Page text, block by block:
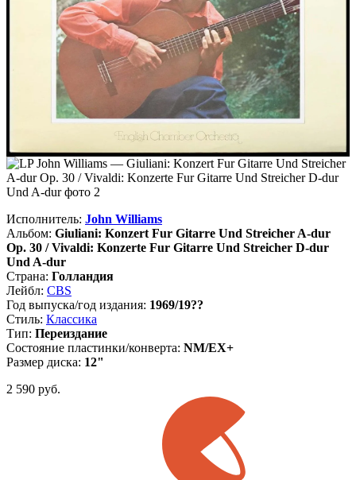
Исполнитель: John Williams
Альбом: Giuliani: Konzert Fur Gitarre Und Streicher A-dur
Op. 30 / Vivaldi: Konzerte Fur Gitarre Und Streicher D-dur
Und A-dur
Страна: Голландия
Лейбл: CBS
Год выпуска/год издания: 1969/19??
Стиль: Классика
Тип: Переиздание
Состояние пластинки/конверта: NM/EX+
Размер диска: 12"
2 590 руб.